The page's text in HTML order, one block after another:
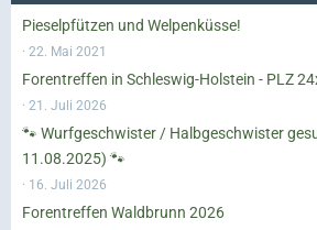
Pieselpfützen und Welpenküsse!
22. Mai 2021
Forentreffen in Schleswig-Holstein - PLZ
21. Juli 2026
🐾 Wurfgeschwister / Halbgeschwister
11.08.2025) 🐾
16. Juli 2026
Forentreffen Waldbrunn 2026